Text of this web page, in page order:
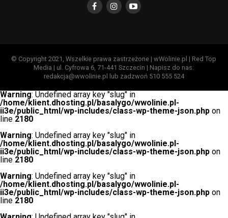
© Copyright 2021, Wszelkie prawa zastrzeżone | wWolinie.pl | Red Top
Media | ul. Cyfrowa 6, 71-441 Szczecin | Napisz do nas:
redakcja@wwolinie.pl lub zadzwoń 510 555 524
Warning: Undefined array key "slug" in
/home/klient.dhosting.pl/basalygo/wwolinie.pl-
ii3e/public_html/wp-includes/class-wp-theme-json.php on
line 2180
Warning: Undefined array key "slug" in
/home/klient.dhosting.pl/basalygo/wwolinie.pl-
ii3e/public_html/wp-includes/class-wp-theme-json.php on
line 2180
Warning: Undefined array key "slug" in
/home/klient.dhosting.pl/basalygo/wwolinie.pl-
ii3e/public_html/wp-includes/class-wp-theme-json.php on
line 2180